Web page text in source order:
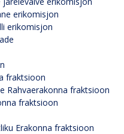
erikomisjon
erikomisjon
fraktsioon
Rahvaerakonna fraktsioon
fraktsioon
Erakonna fraktsioon